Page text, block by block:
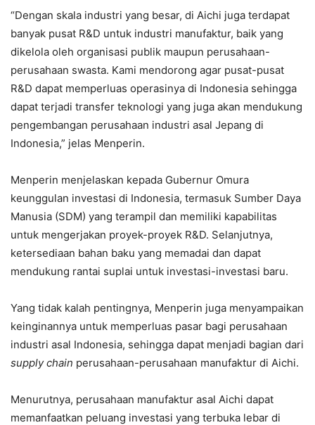
“Dengan skala industri yang besar, di Aichi juga terdapat
banyak pusat R&D untuk industri manufaktur, baik yang
dikelola oleh organisasi publik maupun perusahaan-
perusahaan swasta. Kami mendorong agar pusat-pusat
R&D dapat memperluas operasinya di Indonesia sehingga
dapat terjadi transfer teknologi yang juga akan mendukung
pengembangan perusahaan industri asal Jepang di
Indonesia,” jelas Menperin.
Menperin menjelaskan kepada Gubernur Omura
keunggulan investasi di Indonesia, termasuk Sumber Daya
Manusia (SDM) yang terampil dan memiliki kapabilitas
untuk mengerjakan proyek-proyek R&D. Selanjutnya,
ketersediaan bahan baku yang memadai dan dapat
mendukung rantai suplai untuk investasi-investasi baru.
Yang tidak kalah pentingnya, Menperin juga menyampaikan
keinginannya untuk memperluas pasar bagi perusahaan
industri asal Indonesia, sehingga dapat menjadi bagian dari
supply chain perusahaan-perusahaan manufaktur di Aichi.
Menurutnya, perusahaan manufaktur asal Aichi dapat
memanfaatkan peluang investasi yang terbuka lebar di